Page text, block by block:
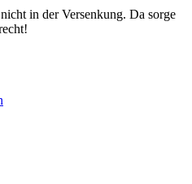
in der Versenkung. Da sorge